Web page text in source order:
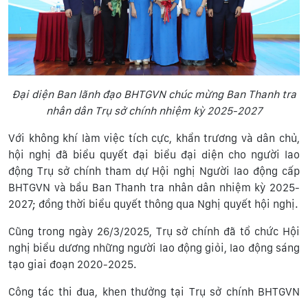
Đại diện Ban lãnh đạo BHTGVN chúc mừng Ban Thanh tra
nhân dân Trụ sở chính nhiệm kỳ 2025-2027
Với không khí làm việc tích cực, khẩn trương và dân chủ,
hội nghị đã biểu quyết đại biểu đại diện cho người lao
động Trụ sở chính tham dự Hội nghị Người lao động cấp
BHTGVN và bầu Ban Thanh tra nhân dân nhiệm kỳ 2025-
2027; đồng thời biểu quyết thông qua Nghị quyết hội nghị.
Cũng trong ngày 26/3/2025, Trụ sở chính đã tổ chức Hội
nghị biểu dương những người lao động giỏi, lao động sáng
tạo giai đoạn 2020-2025.
Công tác thi đua, khen thưởng tại Trụ sở chính BHTGVN